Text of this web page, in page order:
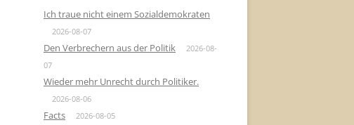
Ich traue nicht einem Sozialdemokraten
2026-08-07
Den Verbrechern aus der Politik
2026-08-
07
Wieder mehr Unrecht durch Politiker.
2026-08-06
Facts 2026-08-05